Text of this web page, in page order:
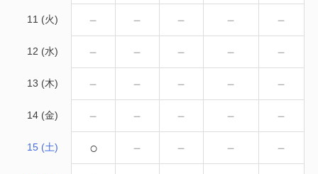
11 (火) － － － － －
12 (水) － － － － －
13 (木) － － － － －
14 (金) － － － － －
15 (土) ○ － － － －